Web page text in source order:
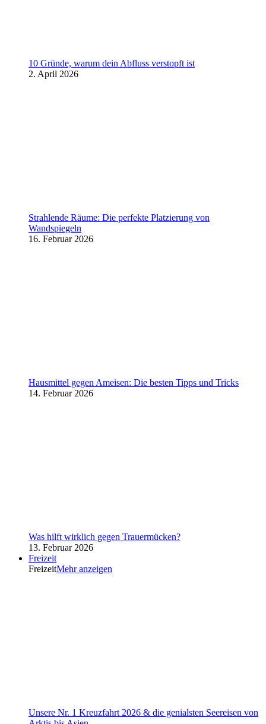
10 Gründe, warum dein Abfluss verstopft ist
2. April 2026
Strahlende Räume: Die perfekte Platzierung von
Wandspiegeln
16. Februar 2026
Hausmittel gegen Ameisen: Die besten Tipps und Tricks
14. Februar 2026
Was hilft wirklich gegen Trauermücken?
13. Februar 2026
Freizeit
FreizeitMehr anzeigen
Unsere Nr. 1 Kreuzfahrt 2026 & die genialsten Seereisen von